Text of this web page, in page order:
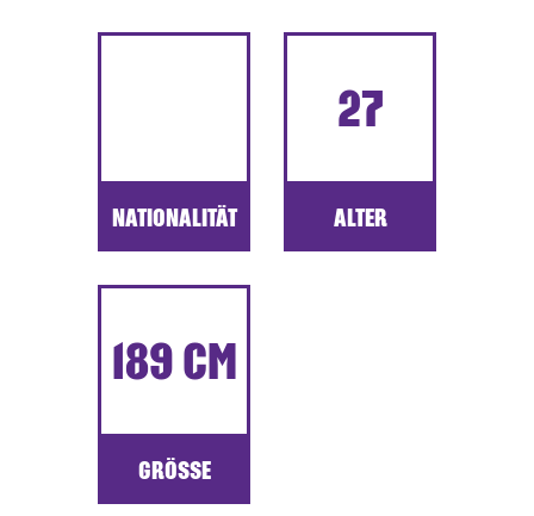
NATIONALITÄT
27
ALTER
189 CM
GRÖSSE